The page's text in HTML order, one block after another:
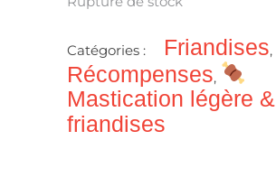
Catégories : Friandises,
Récompenses,
Mastication légère &
friandises